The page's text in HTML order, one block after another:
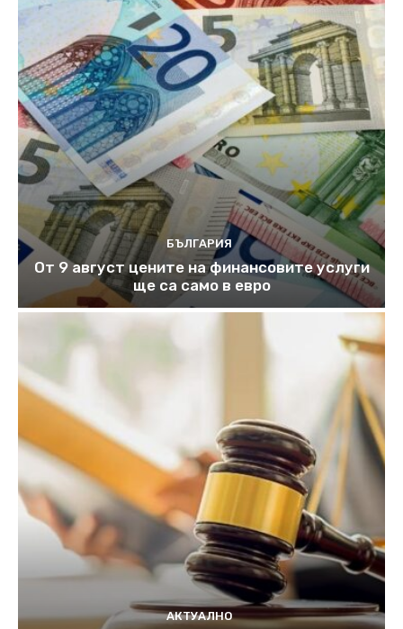
БЪЛГАРИЯ
От 9 август цените на финансовите услуги
ще са само в евро
АКТУАЛНО